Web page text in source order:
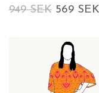
949 SEK 569 SEK